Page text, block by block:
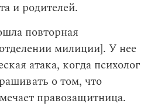
и родителей.
повторная
милиции]. У нее
атака, когда психолог
о том, что
правозащитница.